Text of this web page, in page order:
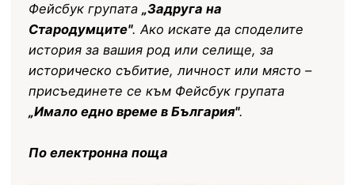
Фейсбук групата „Задруга на
Стародумците". Ако искате да споделите
история за вашия род или селище, за
историческо събитие, личност или място –
присъединете се към Фейсбук групата
„Имало едно време в България".
По електронна поща